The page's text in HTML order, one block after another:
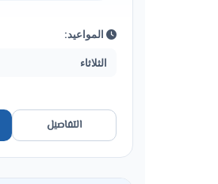
المواعيد:
الثلاثاء
التفاصيل